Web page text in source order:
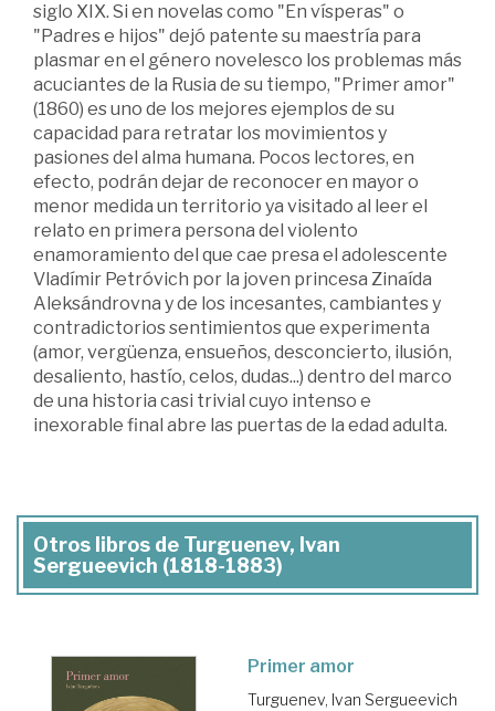
siglo XIX. Si en novelas como "En vísperas" o
"Padres e hijos" dejó patente su maestría para
plasmar en el género novelesco los problemas más
acuciantes de la Rusia de su tiempo, "Primer amor"
(1860) es uno de los mejores ejemplos de su
capacidad para retratar los movimientos y
pasiones del alma humana. Pocos lectores, en
efecto, podrán dejar de reconocer en mayor o
menor medida un territorio ya visitado al leer el
relato en primera persona del violento
enamoramiento del que cae presa el adolescente
Vladímir Petróvich por la joven princesa Zinaída
Aleksándrovna y de los incesantes, cambiantes y
contradictorios sentimientos que experimenta
(amor, vergüenza, ensueños, desconcierto, ilusión,
desaliento, hastío, celos, dudas...) dentro del marco
de una historia casi trivial cuyo intenso e
inexorable final abre las puertas de la edad adulta.
Otros libros de Turguenev, Ivan
Sergueevich (1818-1883)
Primer amor
Turguenev, Ivan Sergueevich